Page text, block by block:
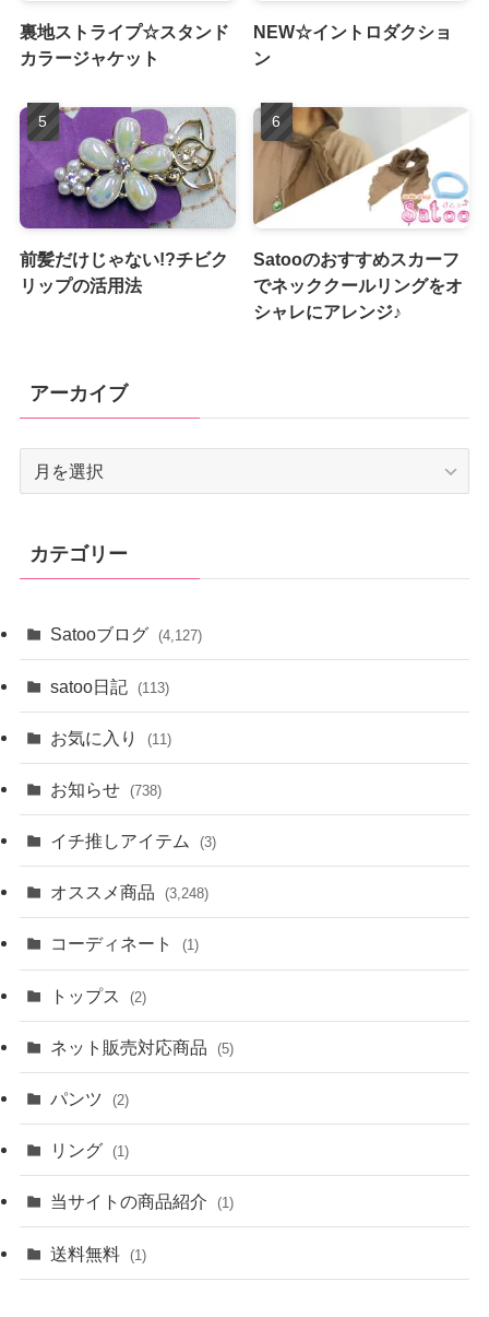
裏地ストライプ☆スタンド
カラージャケット
NEW☆イントロダクショ
ン
前髪だけじゃない!?チビク
リップの活用法
Satooのおすすめスカーフ
でネッククールリングをオ
シャレにアレンジ♪
アーカイブ
ブ
カテゴリー
Satooブログ (4,127)
satoo日記 (113)
お気に入り (11)
お知らせ (738)
イチ推しアイテム (3)
オススメ商品 (3,248)
コーディネート (1)
トップス (2)
ネット販売対応商品 (5)
パンツ (2)
リング (1)
当サイトの商品紹介 (1)
送料無料 (1)